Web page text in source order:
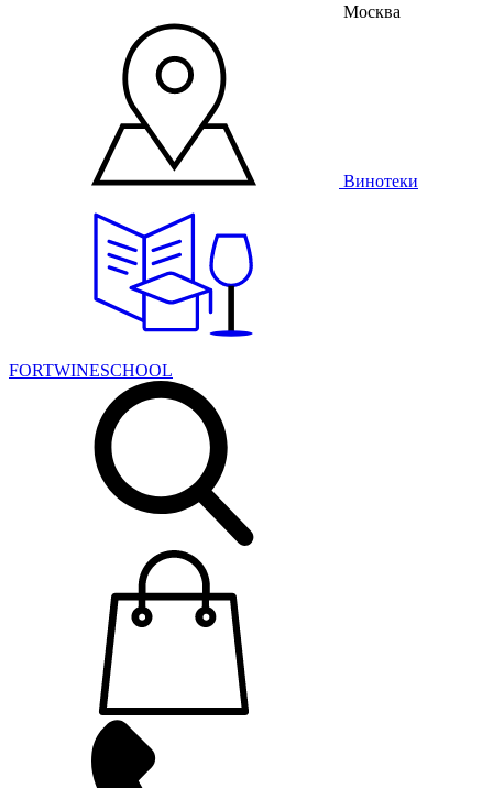
Москва
Винотеки
FORTWINESCHOOL